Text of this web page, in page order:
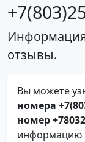
отзывы.
Вы можете
номера
номер
информацию